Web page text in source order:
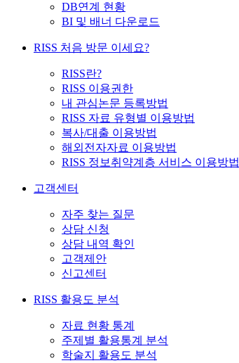
DB연계 현황
BI 및 배너 다운로드
RISS 처음 방문 이세요?
RISS란?
RISS 이용권한
내 관심논문 등록방법
RISS 자료 유형별 이용방법
복사/대출 이용방법
해외전자자료 이용방법
RISS 정보취약계층 서비스 이용방법
고객센터
자주 찾는 질문
상담 신청
상담 내역 확인
고객제안
신고센터
RISS 활용도 분석
자료 현황 통계
주제별 활용통계 분석
학술지 활용도 분석